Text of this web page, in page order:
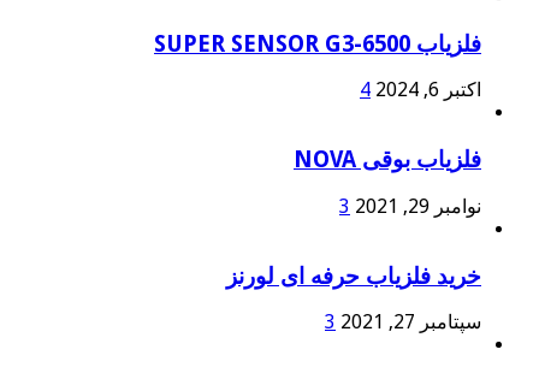
فلزیاب SUPER SENSOR G3-6500
اکتبر 6, 2024 4
فلزیاب بوقی NOVA
نوامبر 29, 2021 3
خرید فلزیاب حرفه ای لورنز
سپتامبر 27, 2021 3